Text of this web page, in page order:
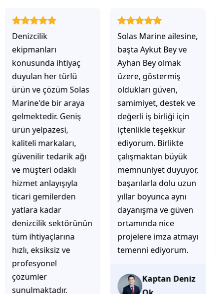
Solas Marine ailesine,
başta Aykut Bey ve
Ayhan Bey olmak
üzere, göstermiş
oldukları güven,
samimiyet, destek ve
değerli iş birliği için
içtenlikle teşekkür
ediyorum. Birlikte
çalışmaktan büyük
memnuniyet duyuyor,
başarılarla dolu uzun
yıllar boyunca aynı
dayanışma ve güven
ortamında nice
projelere imza atmayı
temenni ediyorum.
Kaptan Deniz
Solas Marine ile
çalıştığınızda,
işlerinin gerçekten
çözüm üretmeye
odaklı olduğunu
hemen fark
ediyorsunuz.
İhtiyaçlarınıza hızlı ve
doğru çözümler
sunmaya çalışıyorlar.
Müşteri
memnuniyetini ön
planda tutan
yaklaşımları, ilgili
iletişimleri ve
güvenilir hizmet
anlayışları sayesinde
başarılı bir ekip
olduklarını